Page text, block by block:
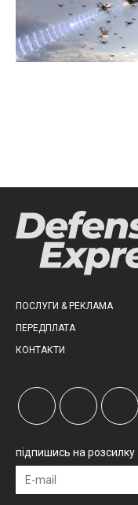
ПОСЛУГИ & РЕКЛАМА
ПЕРЕДПЛАТА
КОНТАКТИ
підпишись на розсилку